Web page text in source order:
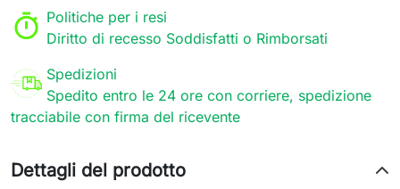
Politiche per i resi
Diritto di recesso Soddisfatti o Rimborsati
Spedizioni
Spedito entro le 24 ore con corriere, spedizione
tracciabile con firma del ricevente
Dettagli del prodotto